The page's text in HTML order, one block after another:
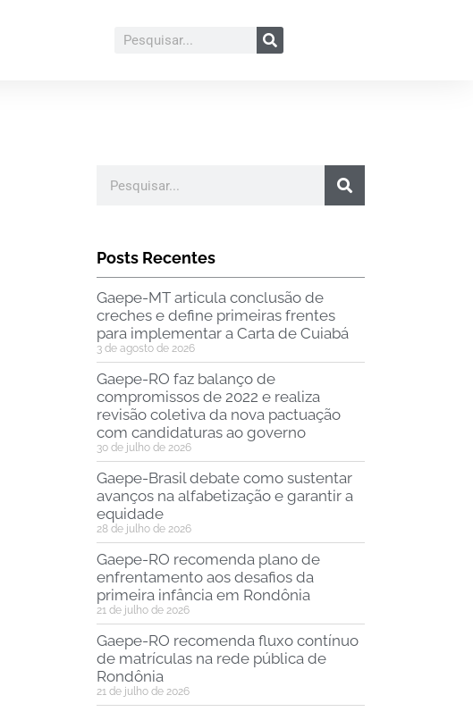
Posts Recentes
Gaepe-MT articula conclusão de
creches e define primeiras frentes
para implementar a Carta de Cuiabá
3 de agosto de 2026
Gaepe-RO faz balanço de
compromissos de 2022 e realiza
revisão coletiva da nova pactuação
com candidaturas ao governo
30 de julho de 2026
Gaepe-Brasil debate como sustentar
avanços na alfabetização e garantir a
equidade
28 de julho de 2026
Gaepe-RO recomenda plano de
enfrentamento aos desafios da
primeira infância em Rondônia
21 de julho de 2026
Gaepe-RO recomenda fluxo contínuo
de matrículas na rede pública de
Rondônia
21 de julho de 2026